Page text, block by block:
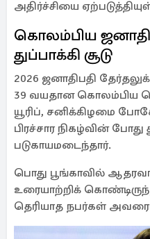
அதிர்ச்சியை
கொலம்பிய
துப்பாக்கி சூடு
2026 ஜனாதிபதி
39 வயதான கொலம்பிய
யூரிப், சனிக்கிழமை
பிரச்சார நிகழ்வின் போது
படுகாயமடைந்தார்.
பொது பூங்காவில்
உரையாற்றிக்
தெரியாத நபர்கள்